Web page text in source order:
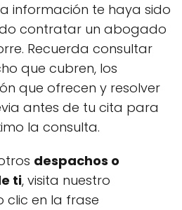
información te haya sido
contratar un abogado
Recuerda consultar
que cubren, los
que ofrecen y resolver
antes de tu cita para
la consulta.
despachos o
ti, visita nuestro
clic en la frase